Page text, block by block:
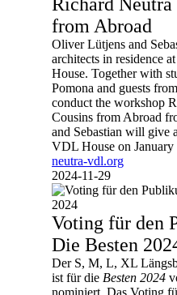
from Abroad
Oliver Lütjens and
architects in residence
House. Together with
Pomona and guests
conduct the workshop
Cousins from Abroad
and Sebastian will give
VDL House on January
neutra-vdl.org
2024-11-29
Voting für den
Die Besten
Der S, M, L, XL
ist für die Besten 2024
nominiert. Das Voting